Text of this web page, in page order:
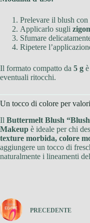
Prelevare il blush con
Applicarlo sugli
Sfumare
Ripetere
Il formato compatto da 5 g
eventuali ritocchi.
Un tocco di colore per
Il Buttermelt Blush
Makeup è ideale per chi
texture morbida, colore
aggiungere un tocco di
naturalmente i lineamenti
PRECEDENTE